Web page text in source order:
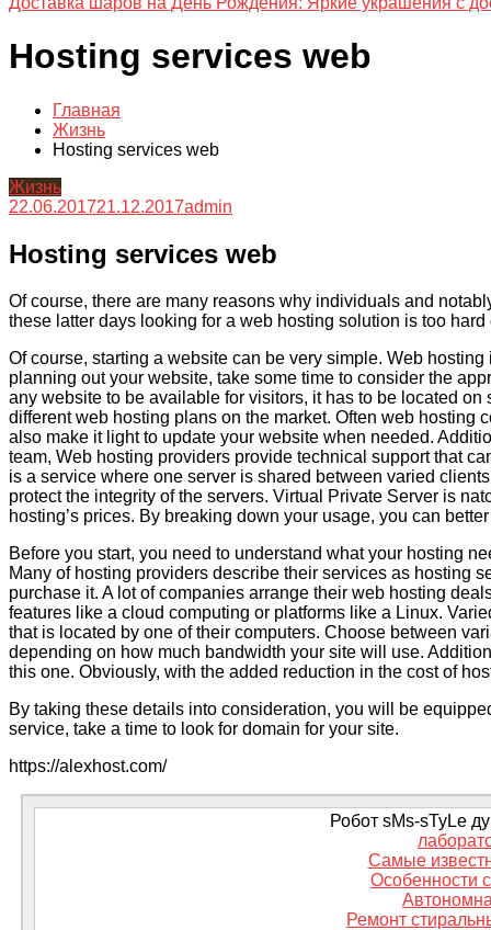
Hosting services web
Главная
Жизнь
Hosting services web
Жизнь
22.06.201721.12.2017admin
Hosting services web
Of course, there are many reasons why individuals and
these latter days looking for a web hosting solution is too hard
Of course, starting a website can be very simple. Web
planning out your website, take some time to consider the
any website to be available for visitors, it has to be located
different web hosting plans on the market. Often web
also make it light to update your website when needed.
team, Web hosting providers provide technical support that
is a service where one server is shared between varied
protect the integrity of the servers. Virtual Private Server is
hosting’s prices. By breaking down your usage, you can
Before you start, you need to understand what your hosting
Many of hosting providers describe their services as hosting
purchase it. A lot of companies arrange their web hosting
features like a cloud computing or platforms like a Linux.
that is located by one of their computers. Choose between
depending on how much bandwidth your site will use.
this one. Obviously, with the added reduction in the cost of
By taking these details into consideration, you will be
service, take a time to look for domain for your site.
https://alexhost.com/
Робот sMs-sTyLe
Самые
Особенности
Ремонт